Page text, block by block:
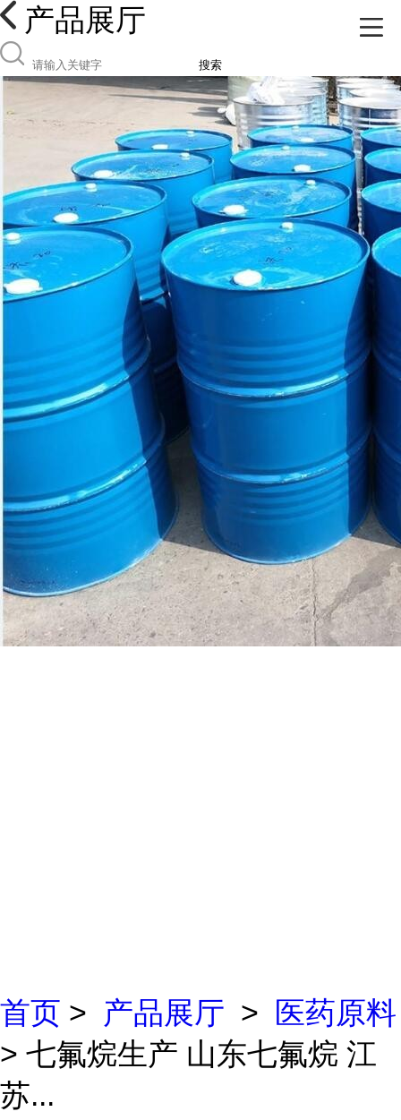
产品展厅
搜索
首页 > 产品展厅 >
医药原料
> 七氟烷生产 山东七氟烷 江
苏...